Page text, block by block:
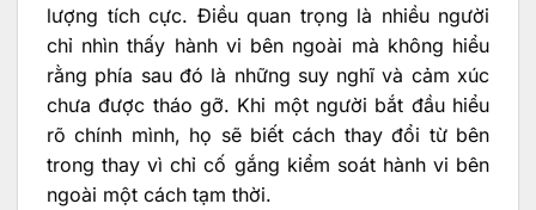
lượng tích cực. Điều quan trọng là nhiều người
chỉ nhìn thấy hành vi bên ngoài mà không hiểu
rằng phía sau đó là những suy nghĩ và cảm xúc
chưa được tháo gỡ. Khi một người bắt đầu hiểu
rõ chính mình, họ sẽ biết cách thay đổi từ bên
trong thay vì chỉ cố gắng kiểm soát hành vi bên
ngoài một cách tạm thời.